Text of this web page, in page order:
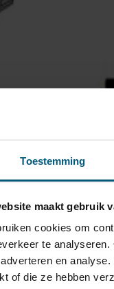
Toestemming
maakt gebruik
cookies om
te
en
of die ze hebben